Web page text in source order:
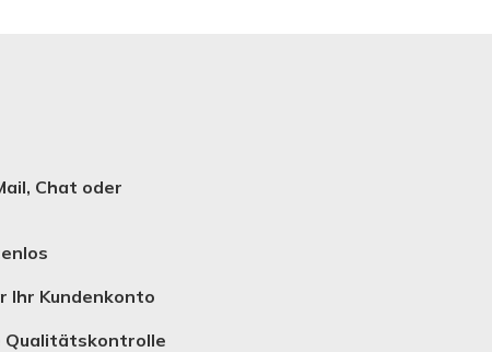
Chat oder
Ihr Kundenkonto
Qualitätskontrolle